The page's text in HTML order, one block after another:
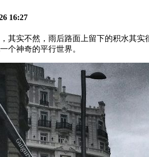
16:27
其实不然，雨后路面上留下的积水其
个神奇的平行世界。